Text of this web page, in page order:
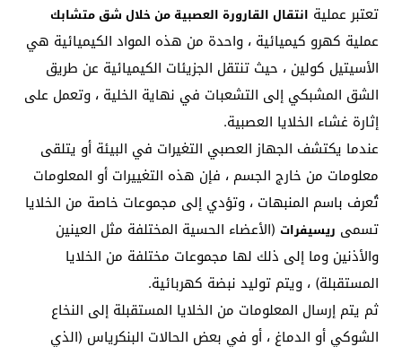
تعتبر عملية انتقال القارورة العصبية من خلال شق متشابك
عملية كهرو كيميائية ، واحدة من هذه المواد الكيميائية هي
الأسيتيل كولين ، حيث تنتقل الجزيئات الكيميائية عن طريق
الشق المشبكي إلى التشعبات في نهاية الخلية ، وتعمل على
إثارة غشاء الخلايا العصبية.
عندما يكتشف الجهاز العصبي التغيرات في البيئة أو يتلقى
معلومات من خارج الجسم ، فإن هذه التغييرات أو المعلومات
تُعرف باسم المنبهات ، وتؤدي إلى مجموعات خاصة من الخلايا
تسمى ريسيفرات (الأعضاء الحسية المختلفة مثل العينين
والأذنين وما إلى ذلك لها مجموعات مختلفة من الخلايا
المستقبلة) ، ويتم توليد نبضة كهربائية.
ثم يتم إرسال المعلومات من الخلايا المستقبلة إلى النخاع
الشوكي أو الدماغ ، أو في بعض الحالات البنكرياس (الذي